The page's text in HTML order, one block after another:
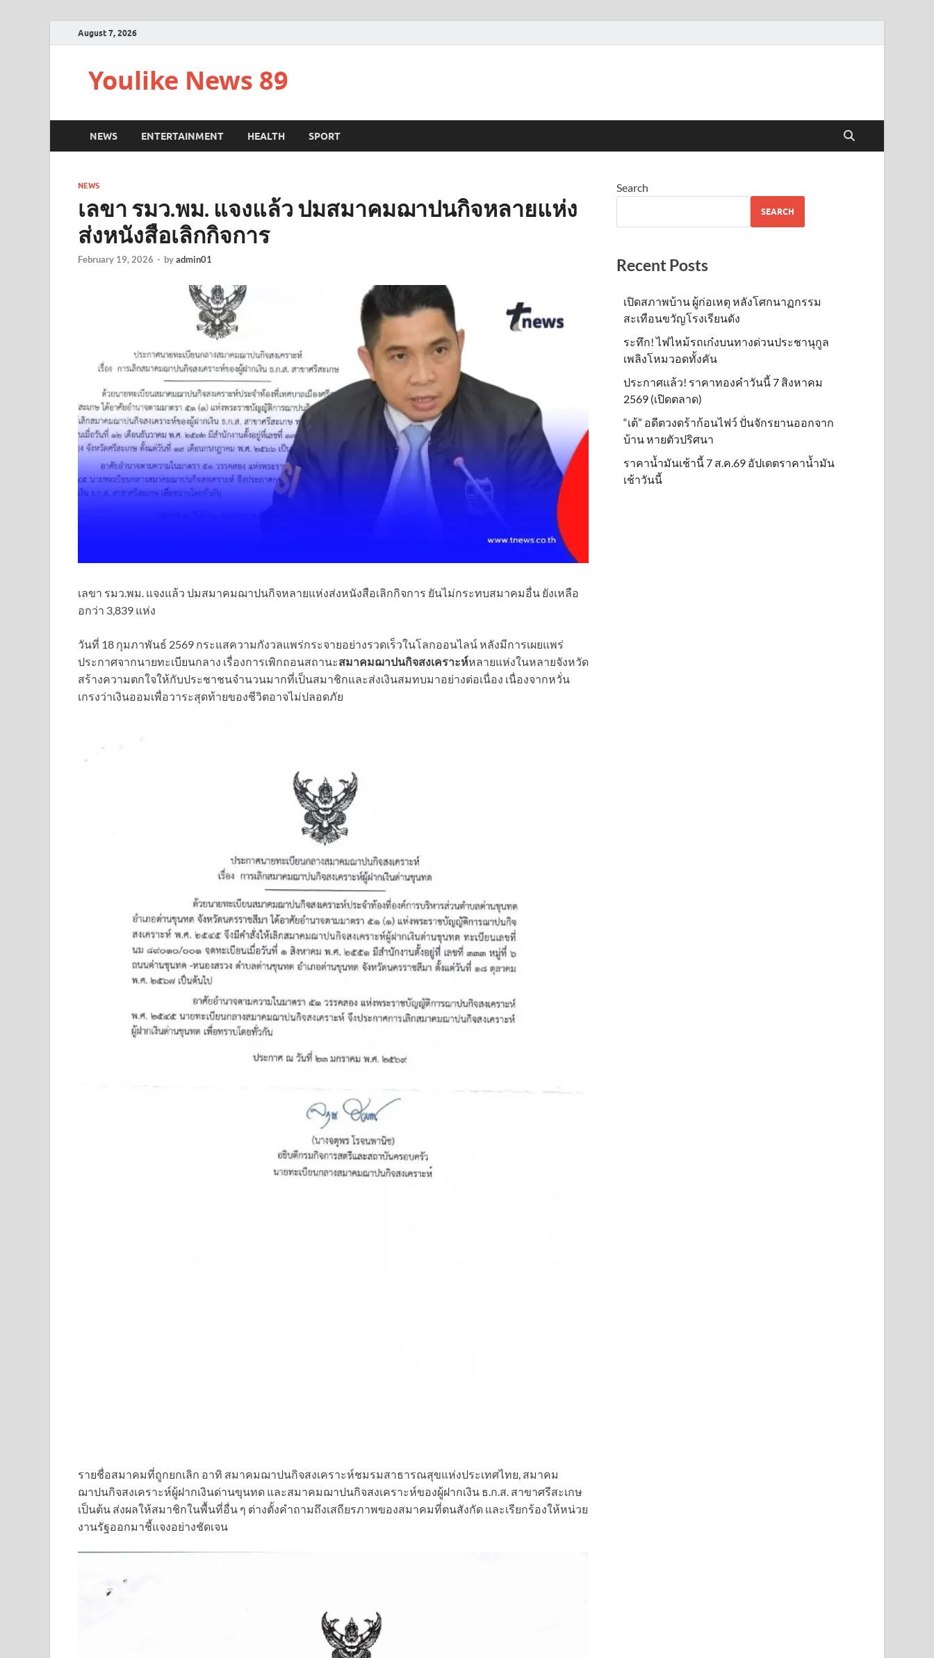
August 7, 2026
Youlike News 89
NEWS ENTERTAINMENT HEALTH SPORT
NEWS
เลขา รมว.พม. แจงแล้ว ปมสมาคมฌาปนกิจหลายแห่ง
ส่งหนังสือเลิกกิจการ
February 19, 2026 - byadmin01
เลขา รมว.พม. แจงแล้ว ปมสมาคมฌาปนกิจหลายแห่งส่งหนังสือเลิกกิจการ ยันไม่กระทบสมาคมอื่น ยังเหลือ
อกว่า 3,839 แห่ง
วันที่ 18 กุมภาพันธ์ 2569 กระแสความกังวลแพร่กระจายอย่างรวดเร็วในโลกออนไลน์ หลังมีการเผยแพร่
ประกาศจากนายทะเบียนกลาง เรื่องการเพิกถอนสถานะสมาคมฌาปนกิจสงเคราะห์หลายแห่งในหลายจังหวัด
สร้างความตกใจให้กับประชาชนจำนวนมากที่เป็นสมาชิกและส่งเงินสมทบมาอย่างต่อเนื่อง เนื่องจากหวั่น
เกรงว่าเงินออมเพื่อวาระสุดท้ายของชีวิตอาจไม่ปลอดภัย
รายชื่อสมาคมที่ถูกยกเลิก อาทิ สมาคมฌาปนกิจสงเคราะห์ชมรมสาธารณสุขแห่งประเทศไทย, สมาคม
ฌาปนกิจสงเคราะห์ผู้ฝากเงินด่านขุนทด และสมาคมฌาปนกิจสงเคราะห์ของผู้ฝากเงิน ธ.ก.ส. สาขาศรีสะเกษ
เป็นต้น ส่งผลให้สมาชิกในพื้นที่อื่น ๆ ต่างตั้งคำถามถึงเสถียรภาพของสมาคมที่ตนสังกัด และเรียกร้องให้หน่วย
งานรัฐออกมาชี้แจงอย่างชัดเจน
Search
SEARCH
Recent Posts
เปิดสภาพบ้าน ผู้ก่อเหตุ หลังโศกนาฏกรรม
สะเทือนขวัญโรงเรียนดัง
ระทึก! ไฟไหม้รถเก๋งบนทางด่วนประชานุกูล
เพลิงโหมวอดทั้งคัน
ประกาศแล้ว! ราคาทองคำวันนี้ 7 สิงหาคม
2569 (เปิดตลาด)
“เต้” อดีตวงดร้าก้อนไฟว์ ปั่นจักรยานออกจาก
บ้าน หายตัวปริศนา
ราคาน้ำมันเช้านี้ 7 ส.ค.69 อัปเดตราคาน้ำมัน
เช้าวันนี้